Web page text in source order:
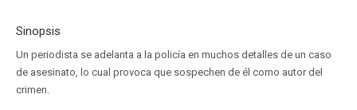
Sinopsis
Un periodista se adelanta a la policía en muchos detalles de un caso
de asesinato, lo cual provoca que sospechen de él como autor del
crimen.